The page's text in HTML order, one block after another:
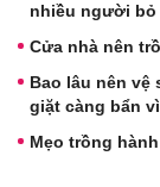
nhiều người bỏ
Cửa nhà nên
Bao lâu nên vệ
giặt càng bẩn
Mẹo trồng